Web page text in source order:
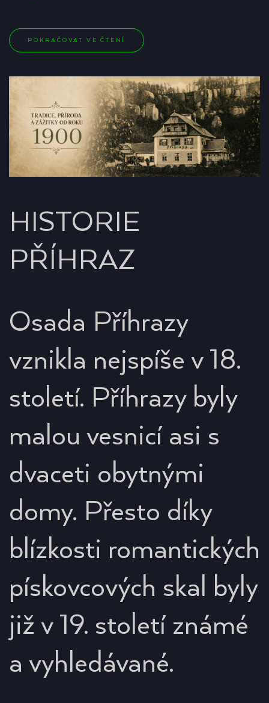
POKRAČOVAT VE ČTENÍ
HISTORIE
PŘÍHRAZ
Osada Příhrazy
vznikla nejspíše v 18.
století. Příhrazy byly
malou vesnicí asi s
dvaceti obytnými
domy. Přesto díky
blízkosti romantických
pískovcových skal byly
již v 19. století známé
a vyhledávané.